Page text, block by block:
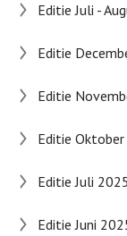
Editie Juli -
Editie
Editie
Editie
Editie Juli
Editie Juni